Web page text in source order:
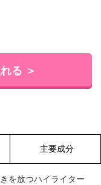
る ＞
主要成分
を放つハイライター